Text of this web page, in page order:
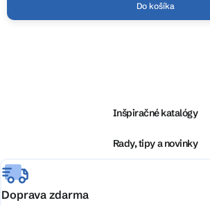
Do košíka
e
Inšpiračné katalógy
Rady, tipy a novinky
Doprava zdarma